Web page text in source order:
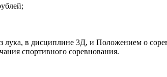
лука, в дисциплине 3Д, и Положением о
спортивного соревнования.